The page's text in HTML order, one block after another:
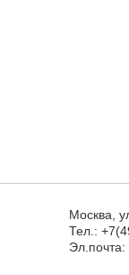
Москва,
Тел.:
Эл.почта: